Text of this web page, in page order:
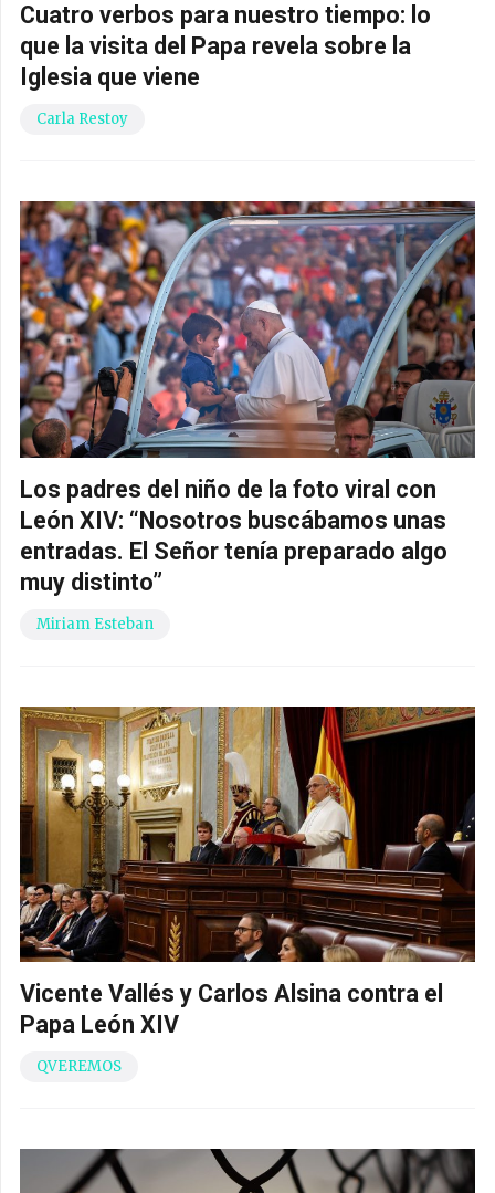
Cuatro verbos para nuestro tiempo: lo
que la visita del Papa revela sobre la
Iglesia que viene
Carla Restoy
Los padres del niño de la foto viral con
León XIV: “Nosotros buscábamos unas
entradas. El Señor tenía preparado algo
muy distinto”
Miriam Esteban
Vicente Vallés y Carlos Alsina contra el
Papa León XIV
QVEREMOS